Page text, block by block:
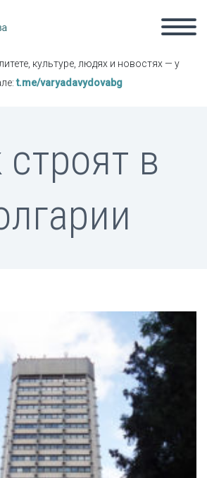
культуре, людях и новостях — у
t.me/varyadavydovabg
строят в